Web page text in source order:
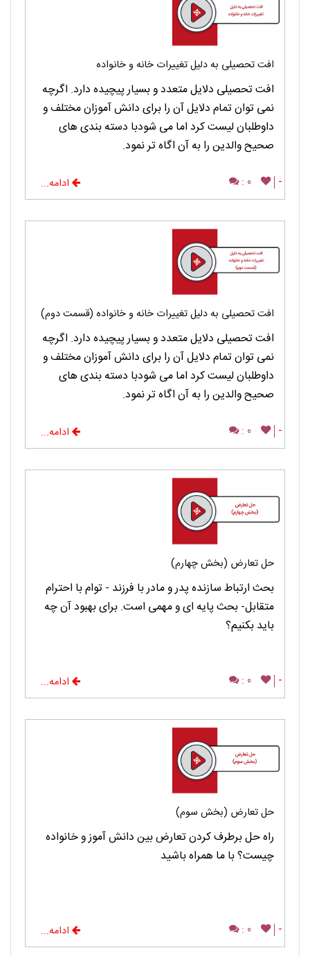
افت تحصیلی به دلیل تغییرات خانه و خانواده
افت تحصیلی دلایل متعدد و بسیار پیچیده دارد. اگرچه
نمی توان تمام دلایل آن را برای دانش آموزان مختلف و
داوطلبان لیست کرد اما می شودبا دسته بندی های
صحیح والدین را به آن اگاه تر نمود.
-
0 : ادامه...
افت تحصیلی به دلیل تغییرات خانه و خانواده (قسمت دوم)
افت تحصیلی دلایل متعدد و بسیار پیچیده دارد. اگرچه
نمی توان تمام دلایل آن را برای دانش آموزان مختلف و
داوطلبان لیست کرد اما می شودبا دسته بندی های
صحیح والدین را به آن اگاه تر نمود.
-
0 : ادامه...
حل تعارض (بخش چهارم)
بحث ارتباط سازنده پدر و مادر با فرزند - توام با احترام
متقابل- بحث پایه ای و مهمی است. برای بهبود آن چه
باید بکنیم؟
-
0 : ادامه...
حل تعارض (بخش سوم)
راه حل برطرف کردن تعارض بین دانش آموز و خانواده
چیست؟ با ما همراه باشید
-
0 : ادامه...